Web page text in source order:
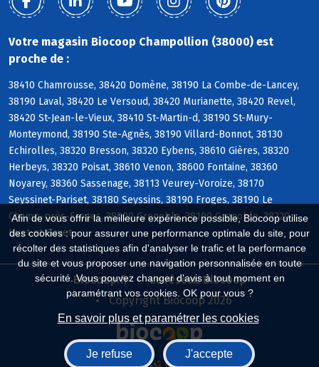
Afin de vous offrir la meilleure expérience possible, Biocoop utilise
des cookies : pour assurer une performance optimale du site, pour
récolter des statistiques afin d'analyser le trafic et la performance
du site et vous proposer une navigation personnalisée en toute
sécurité. Vous pouvez changer d'avis à tout moment en
paramétrant vos cookies. OK pour vous ?
En savoir plus et paramétrer les cookies
Je refuse J'accepte
Votre magasin Biocoop Champollion (38000) est
proche de :
38410 Chamrousse, 38420 Domène, 38190 La Combe-de-Lancey,
38190 Laval, 38420 Le Versoud, 38420 Murianette, 38420 Revel,
38420 St-Jean-le-Vieux, 38410 St-Martin-d, 38190 St-Mury-
Monteymond, 38190 Ste-Agnès, 38190 Villard-Bonnot, 38130
Echirolles, 38320 Bresson, 38320 Eybens, 38610 Gières, 38320
Herbeys, 38320 Poisat, 38610 Venon, 38600 Fontaine, 38360
Noyarey, 38360 Sassenage, 38113 Veurey-Voroize, 38170
Seyssinet-Pariset, 38180 Seyssins, 38190 Froges, 38190 Le
Champ-près-Froges, 38000 Grenoble, 38100 Grenoble, 38220
Livet-et-Gavet
Biocoop.fr
Le réseau Biocoop
Copyright Biocoop 2026